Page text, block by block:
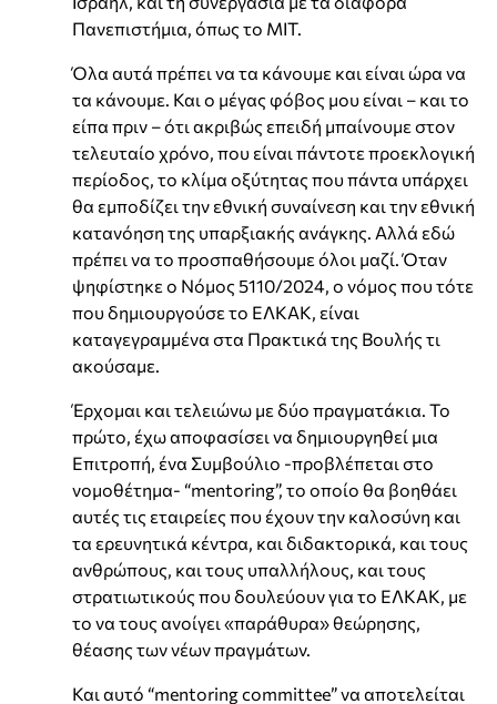
Πανεπιστήμια, όπως το ΜΙΤ.
Όλα αυτά πρέπει να τα κάνουμε και είναι ώρα να
τα κάνουμε. Και ο μέγας φόβος μου είναι – και το
είπα πριν – ότι ακριβώς επειδή μπαίνουμε στον
τελευταίο χρόνο, που είναι πάντοτε προεκλογική
περίοδος, το κλίμα οξύτητας που πάντα υπάρχει
θα εμποδίζει την εθνική συναίνεση και την εθνική
κατανόηση της υπαρξιακής ανάγκης. Αλλά εδώ
πρέπει να το προσπαθήσουμε όλοι μαζί. Όταν
ψηφίστηκε ο Νόμος 5110/2024, ο νόμος που τότε
που δημιουργούσε το ΕΛΚΑΚ, είναι
καταγεγραμμένα στα Πρακτικά της Βουλής τι
ακούσαμε.
Έρχομαι και τελειώνω με δύο πραγματάκια. Το
πρώτο, έχω αποφασίσει να δημιουργηθεί μια
Επιτροπή, ένα Συμβούλιο -προβλέπεται στο
νομοθέτημα- “mentoring”, το οποίο θα βοηθάει
αυτές τις εταιρείες που έχουν την καλοσύνη και
τα ερευνητικά κέντρα, και διδακτορικά, και τους
ανθρώπους, και τους υπαλλήλους, και τους
στρατιωτικούς που δουλεύουν για το ΕΛΚΑΚ, με
το να τους ανοίγει «παράθυρα» θεώρησης,
θέασης των νέων πραγμάτων.
Και αυτό “mentoring committee” να αποτελείται